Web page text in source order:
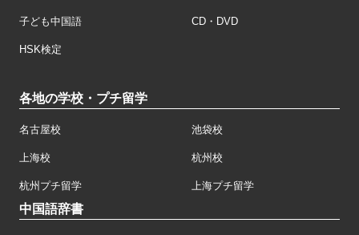
子ども中国語 CD・DVD
HSK検定
各地の学校・プチ留学
名古屋校 池袋校
上海校 杭州校
杭州プチ留学 上海プチ留学
中国語辞書